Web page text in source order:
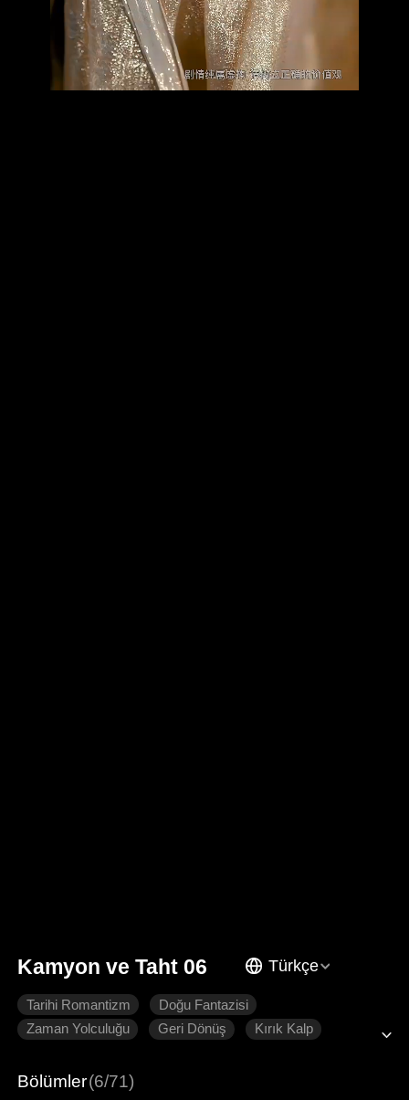
Kamyon ve Taht 06 Türkçe
Tarihi Romantizm
Doğu Fantazisi
Zaman Yolculuğu
Geri Dönüş
Kırık Kalp
Bölümler(6/71)